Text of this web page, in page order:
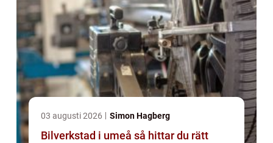
03 augusti 2026 Simon Hagberg
Bilverkstad i umeå så hittar du rätt